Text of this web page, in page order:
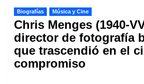
Biografías Música y Cine
Chris Menges (1940-
director de fotografía
que trascendió en el
compromiso